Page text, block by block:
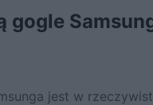
gogle
jest w